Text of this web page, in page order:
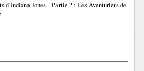
d’Indiana Jones – Partie 2 : Les Aventuriers de